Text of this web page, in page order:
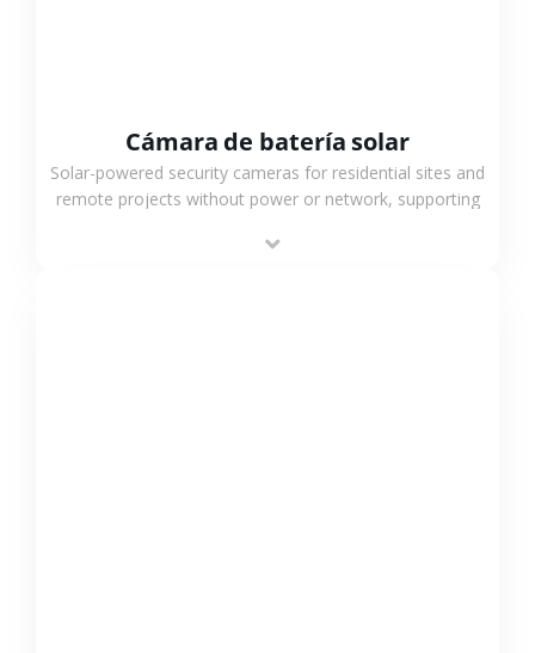
Cámara de batería solar
Solar-powered security cameras for residential sites and
remote projects without power or network, supporting
outdoor monitoring.